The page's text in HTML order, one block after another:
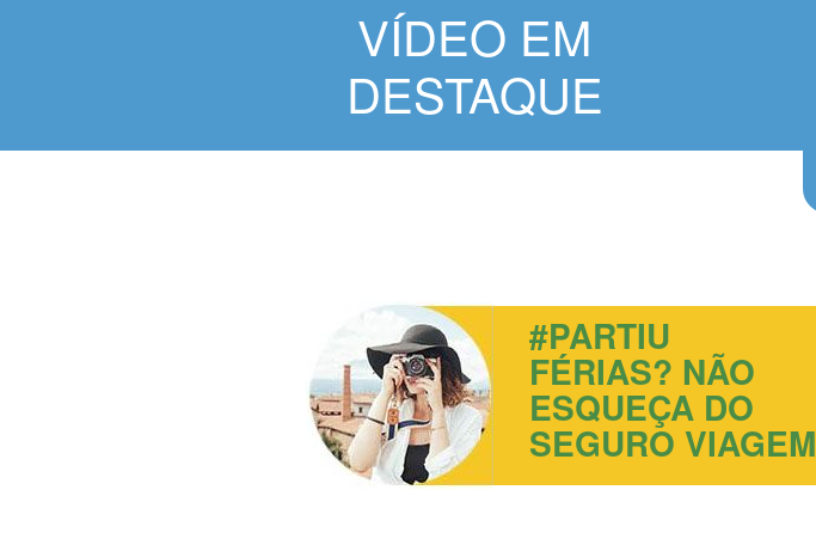
VÍDEO EM
DESTAQUE
#PARTIU
FÉRIAS? NÃO
ESQUEÇA DO
SEGURO VIAGEM